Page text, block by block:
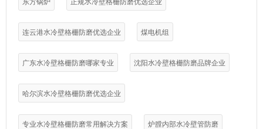
连云港水冷壁格栅防磨优选企业 煤电机组
广东水冷壁格栅防磨哪家专业 沈阳水冷壁格栅防磨品牌企业
哈尔滨水冷壁格栅防磨优选企业
专业水冷壁格栅防磨常用解决方案 炉膛内部水冷壁管防磨